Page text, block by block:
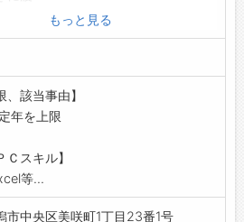
大切にしています。
要
築現場訪問
、工務店、ビルダー様への提案営業
成や建築事務所との打ち合わせ
ある方歓迎
ことが好きな方
もっと見る
、該当事由】
年を上限
Ｃスキル】
等...
市中央区美咲町1丁目23番1号